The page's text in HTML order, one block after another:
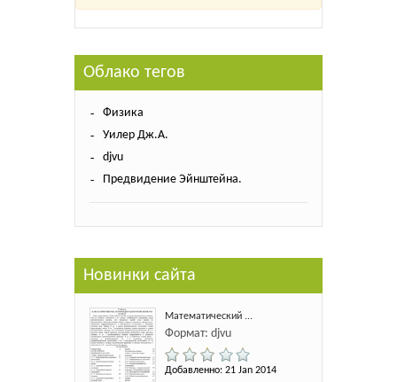
Облако тегов
Физика
Уилер Дж.А.
djvu
Предвидение Эйнштейна.
Новинки сайта
Математический ...
Формат: djvu
Добавленно: 21 Jan 2014